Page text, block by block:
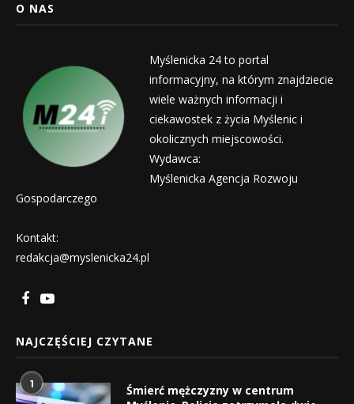
O NAS
Myślenicka 24 to portal
informacyjny, na którym znajdziecie
wiele ważnych informacji i
ciekawostek z życia Myślenic i
okolicznych miejscowości.
Wydawca:
Myślenicka Agencja Rozwoju
Gospodarczego
Kontakt:
redakcja@myslenicka24.pl
NAJCZĘŚCIEJ CZYTANE
1
Śmierć mężczyzny w centrum